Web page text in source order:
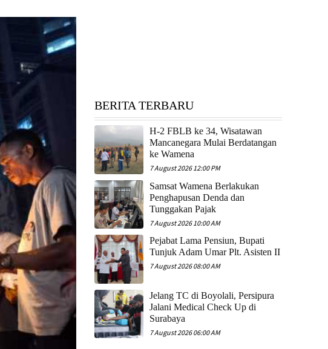
BERITA TERBARU
H-2 FBLB ke 34, Wisatawan
Mancanegara Mulai Berdatangan
ke Wamena
7 August 2026 12:00 PM
Samsat Wamena Berlakukan
Penghapusan Denda dan
Tunggakan Pajak
7 August 2026 10:00 AM
Pejabat Lama Pensiun, Bupati
Tunjuk Adam Umar Plt. Asisten II
7 August 2026 08:00 AM
Jelang TC di Boyolali, Persipura
Jalani Medical Check Up di
Surabaya
7 August 2026 06:00 AM